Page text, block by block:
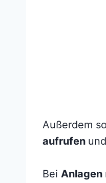
Außerdem
aufrufen
Bei Anlagen